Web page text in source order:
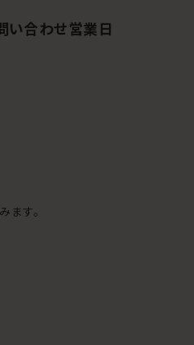
い合わせ営業日
ます。